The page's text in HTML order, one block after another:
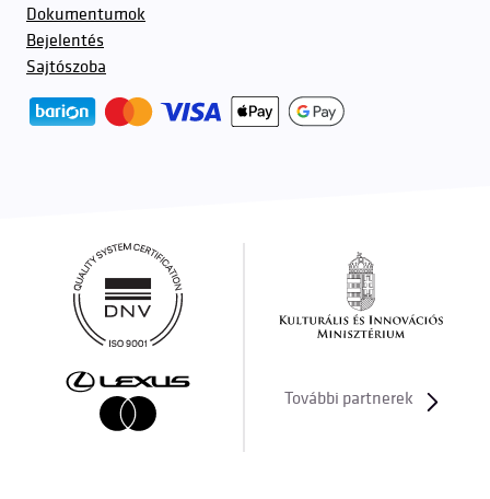
Dokumentumok
Bejelentés
Sajtószoba
További partnerek